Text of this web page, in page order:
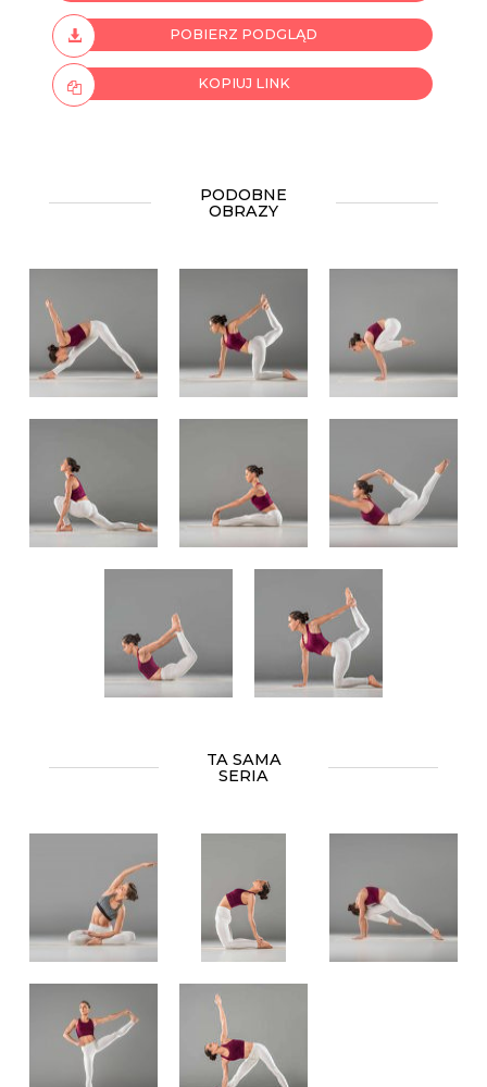
POBIERZ PODGLĄD
KOPIUJ LINK
PODOBNE
OBRAZY
TA SAMA
SERIA